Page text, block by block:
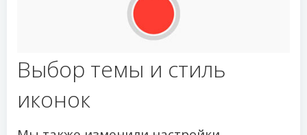
Выбор темы и стиль
иконок